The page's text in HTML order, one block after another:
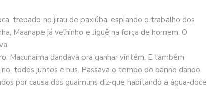
trepado no jirau de paxiúba, espiando o trabalho dos
Maanape já velhinho e Jiguê na força de homem. O
Macunaíma dandava pra ganhar vintém. E também
todos juntos e nus. Passava o tempo do banho dando
por causa dos guaimuns diz-que habitando a água-doce